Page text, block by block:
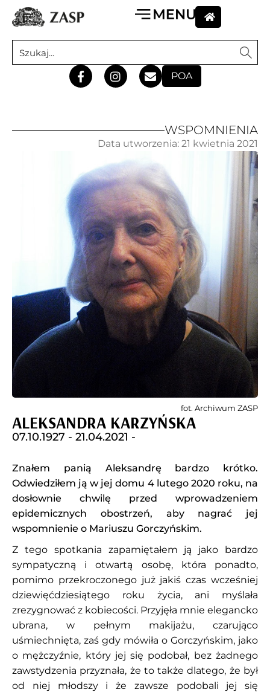
POA
WSPOMNIENIA
ALEKSANDRA KARZYŃSKA
07.10.1927 - 21.04.2021 -
Znałem panią Aleksandrę bardzo krótko.
Odwiedziłem ją w jej domu 4 lutego 2020 roku, na
dosłownie chwilę przed wprowadzeniem
epidemicznych obostrzeń, aby nagrać jej
wspomnienie o Mariuszu Gorczyńskim.
Z tego spotkania zapamiętałem ją jako bardzo
sympatyczną i otwartą osobę, która ponadto,
pomimo przekroczonego już jakiś czas wcześniej
dziewięćdziesiątego roku życia, ani myślała
zrezygnować z kobiecości. Przyjęła mnie elegancko
ubrana, w pełnym makijażu, czarująco
uśmiechnięta, zaś gdy mówiła o Gorczyńskim, jako
o mężczyźnie, który jej się podobał, bez żadnego
zawstydzenia przyznała, że to także dlatego, że był
od niej młodszy i że zawsze podobali jej się
Data utworzenia: 21 kwietnia 2021
fot. Archiwum ZASP